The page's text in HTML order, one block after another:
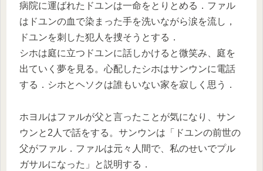
病院に運ばれたドユンは一命をとりとめる．ファル
はドユンの血で染まった手を洗いながら涙を流し，
ドユンを刺した犯人を捜そうとする．
シホは庭に立つドユンに話しかけると微笑み、庭を
出ていく夢を見る。心配したシホはサンウンに電話
する．シホとヘソクは誰もいない家を寂しく思う．
ホヨルはファルが父と言ったことが気になり、サン
ウンと2人で話をする。サンウンは「ドユンの前世の
父がファル．ファルは元々人間で、私のせいでプル
ガサルになった」と説明する．